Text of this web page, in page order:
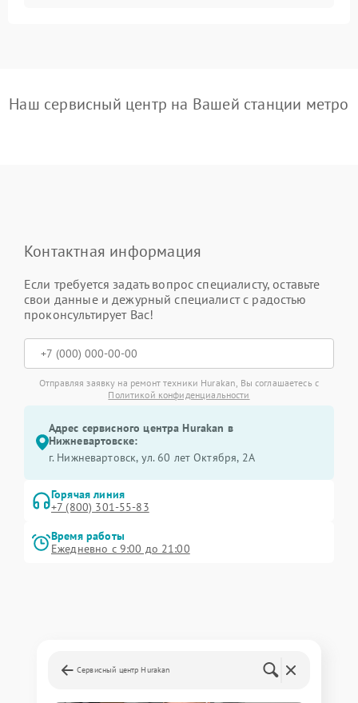
Наш сервисный центр на Вашей станции метро
Контактная информация
Если требуется задать вопрос специалисту, оставьте
свои данные и дежурный специалист с радостью
проконсультирует Вас!
Отправляя заявку на ремонт техники Hurakan, Вы соглашаетесь с
Политикой конфиденциальности
Адрес сервисного центра Hurakan в
Нижневартовске:
г. Нижневартовск, ул. 60 лет Октября, 2А
Горячая линия
+7 (800) 301-55-83
Время работы
Ежедневно с 9:00 до 21:00
Сервисный центр Hurakan